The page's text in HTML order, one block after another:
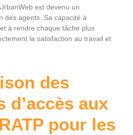
est devenu un
des agents. Sa capacité à
à rendre chaque tâche plus
la satisfaction au travail et
des
d’accès aux
pour les